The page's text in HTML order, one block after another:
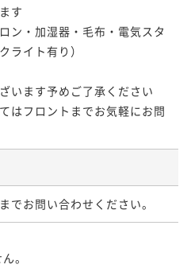
す
ン・加湿器・毛布・電気スタ
ライト有り）
います予めご了承ください
はフロントまでお気軽にお問
でお問い合わせください。
。